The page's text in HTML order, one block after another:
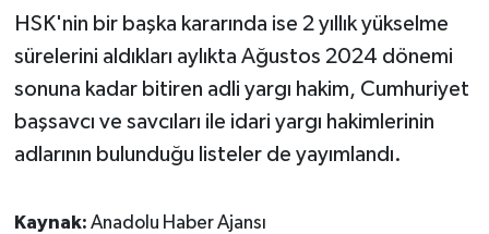
HSK'nin bir başka kararında ise 2 yıllık yükselme
sürelerini aldıkları aylıkta Ağustos 2024 dönemi
sonuna kadar bitiren adli yargı hakim, Cumhuriyet
başsavcı ve savcıları ile idari yargı hakimlerinin
adlarının bulunduğu listeler de yayımlandı.
Kaynak: Anadolu Haber Ajansı
Diyarbakır Müftülüğü
Edirne Müftülüğü
Elazığ Müftülüğü
İhtida Haberleri